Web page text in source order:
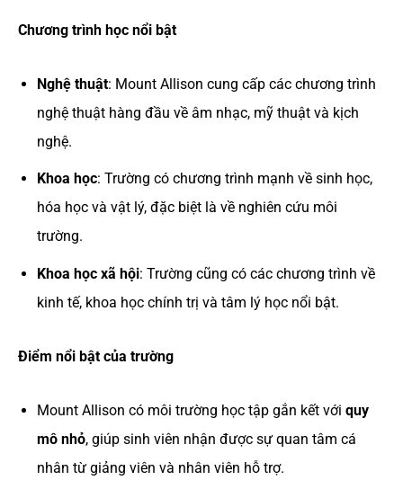
Chương trình học nổi bật
Nghệ thuật: Mount Allison cung cấp các chương trình
nghệ thuật hàng đầu về âm nhạc, mỹ thuật và kịch
nghệ.
Khoa học: Trường có chương trình mạnh về sinh học,
hóa học và vật lý, đặc biệt là về nghiên cứu môi
trường.
Khoa học xã hội: Trường cũng có các chương trình về
kinh tế, khoa học chính trị và tâm lý học nổi bật.
Điểm nổi bật của trường
Mount Allison có môi trường học tập gắn kết với quy
mô nhỏ, giúp sinh viên nhận được sự quan tâm cá
nhân từ giảng viên và nhân viên hỗ trợ.